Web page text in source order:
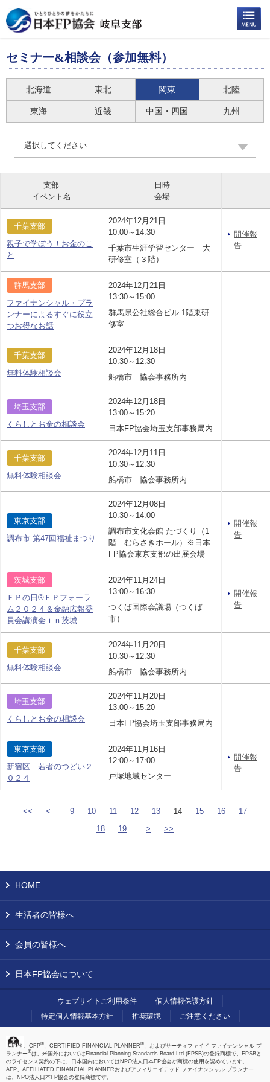
セミナー&相談会（参加無料）
北海道 東北 関東 北陸
東海 近畿 中国・四国 九州
選択してください
支部
イベント名
日時
会場
千葉支部
親子で学ぼう！お金のこ
と
2024年12月21日
10:00～14:30
千葉市生涯学習センター 大
研修室（３階）
開催報
告
群馬支部
ファイナンシャル・プラ
ンナーによるすぐに役立
つお得なお話
2024年12月21日
13:30～15:00
群馬県公社総合ビル 1階東研
修室
千葉支部
無料体験相談会
2024年12月18日
10:30～12:30
船橋市 協会事務所内
埼玉支部
くらしとお金の相談会
2024年12月18日
13:00～15:20
日本FP協会埼玉支部事務局内
千葉支部
無料体験相談会
2024年12月11日
10:30～12:30
船橋市 協会事務所内
東京支部
調布市 第47回福祉まつり
2024年12月08日
10:30～14:00
調布市文化会館 たづくり（1
階 むらさきホール）※日本
FP協会東京支部の出展会場
開催報
告
茨城支部
ＦＰの日®ＦＰフォーラ
ム２０２４＆金融広報委
員会講演会ｉｎ茨城
2024年11月24日
13:00～16:30
つくば国際会議場（つくば
市）
開催報
告
千葉支部
無料体験相談会
2024年11月20日
10:30～12:30
船橋市 協会事務所内
埼玉支部
くらしとお金の相談会
2024年11月20日
13:00～15:20
日本FP協会埼玉支部事務局内
東京支部
新宿区 若者のつどい２
０２４
2024年11月16日
12:00～17:00
戸塚地域センター
開催報
告
<< < 9 10 11 12 13 14 15 16
17
18
19 > >>
HOME
生活者の皆様へ
会員の皆様へ
日本FP協会について
ウェブサイトご利用条件
個人情報保護方針
特定個人情報基本方針
推奨環境 ご注意ください
、CFP®、CERTIFIED FINANCIAL PLANNER®、およびサーティファイド ファイナンシャル プ
ランナー®は、米国外においてはFinancial Planning Standards Board Ltd.(FPSB)の登録商標で、FPSBと
のライセンス契約の下に、日本国内においてはNPO法人日本FP協会が商標の使用を認めています。
AFP、AFFILIATED FINANCIAL PLANNERおよびアフィリエイテッド ファイナンシャル プランナー
は、NPO法人日本FP協会の登録商標です。